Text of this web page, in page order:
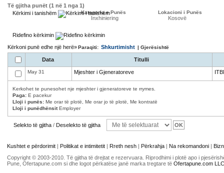
Të gjitha punët (1 në 1 nga 1)
Kërkimi i tanishëm
Kategoria e Punës
Inxhiniering
Lokacioni i Punës
Kosovë
Ridefino kërkimin
Kërkoni punë edhe një herë»Paraqiti: Shkurtimisht | Gjerësishtë
Data Titulli
May 31 Mjeshter i Gjeneratoreve
Kerkohet te punesohet nje mjeshter i gjeneratoreve te rrymes.
Paga: E pacekur
Lloji i punës: Me orar të plotë, Me orar jo të plotë, Me kontratë
Lloji i punëdhënsitEmployer
Selekto të gjitha / Deselekto të gjitha
Kushtet e përdorimit | Politikat e intimitetit | Rreth nesh | Përkrahja | Na rekomandoni |
Copyright © 2003-2010. Të gjitha të drejtat e rezervuara. Riprodhimi i plotë apo i
Pune, Ofertapune.com si dhe logot përkatëse janë marka tregtare të Ofertapune.com LLC